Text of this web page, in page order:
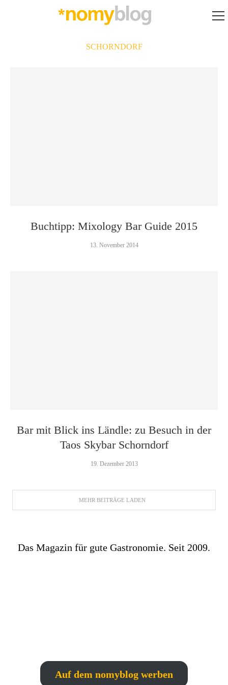
SCHORNDORF
Buchtipp: Mixology Bar Guide 2015
13. November 2014
Bar mit Blick ins Ländle: zu Besuch in der
Taos Skybar Schorndorf
19. Dezember 2013
MEHR BEITRÄGE LADEN
Das Magazin für gute Gastronomie. Seit 2009.
Auf dem nomyblog werben